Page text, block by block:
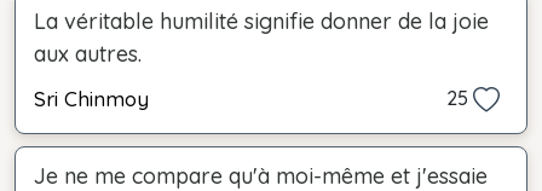
La véritable humilité signifie donner de la joie
aux autres.
Sri Chinmoy 25
Je ne me compare qu'à moi-même et j'essaie